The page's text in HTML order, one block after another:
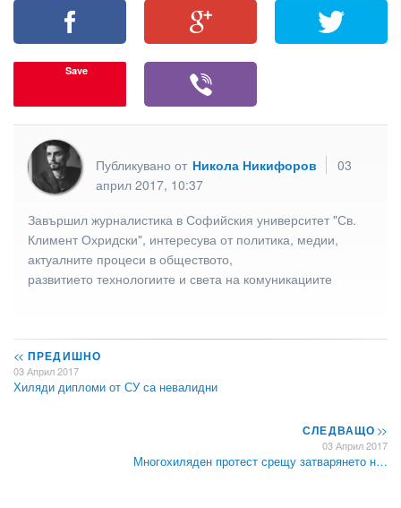
Save
Публикувано от Никола Никифоров
03
април 2017, 10:37
Завършил журналистика в Софийския университет "Св.
Климент Охридски", интересува от политика, медии,
актуалните процеси в обществото,
развитието технологиите и света на комуникациите
<< ПРЕДИШНО
03 Април 2017
Хиляди дипломи от СУ са невалидни
СЛЕДВАЩО>>
03 Април 2017
Многохиляден протест срещу затварянето н…